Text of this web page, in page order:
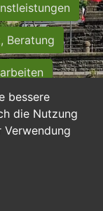
bessere
die Nutzung
Verwendung
Beratung